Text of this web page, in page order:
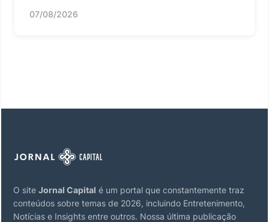
07/08/2026
O site Jornal Capital é um portal que constantemente traz
conteúdos sobre temas de 2026, incluindo Entretenimento,
Notícias e Insights entre outros. Nossa última publicação